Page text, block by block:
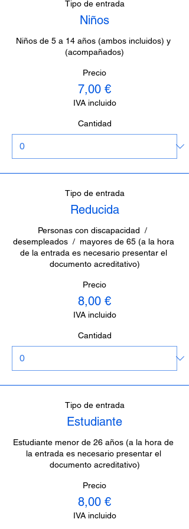
Tipo de entrada
Niños
Niños de 5 a 14 años (ambos incluidos) y
(acompañados)
Precio
7,00 €
IVA incluido
Cantidad
Tipo de entrada
Reducida
Personas con discapacidad  /
desempleados  /  mayores de 65 (a la hora
de la entrada es necesario presentar el
documento acreditativo)
Precio
8,00 €
IVA incluido
Cantidad
Tipo de entrada
Estudiante
Estudiante menor de 26 años (a la hora de
la entrada es necesario presentar el
documento acreditativo)
Precio
8,00 €
IVA incluido